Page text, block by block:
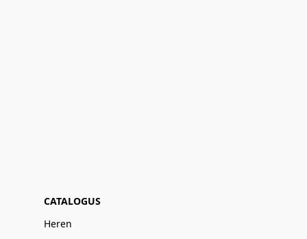
CATALOGUS
Heren